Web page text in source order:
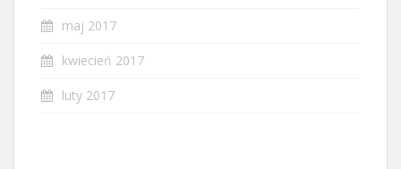
maj 2017
kwiecień 2017
luty 2017